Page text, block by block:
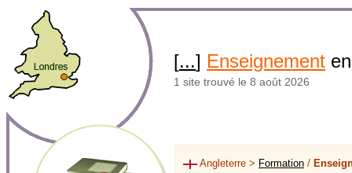
[...] Enseignement
1 site trouvé le 8 août 2026
Angleterre > Formation /